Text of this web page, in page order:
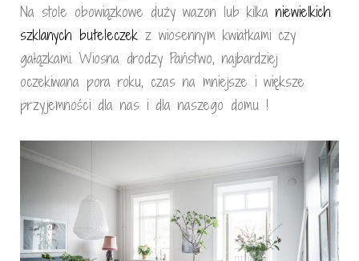
Na stole obowiązkowe duży wazon lub kilka niewielkich
szklanych buteleczek z wiosennym kwiatkami czy
gałązkami. Wiosna drodzy Państwo, najbardziej
oczekiwana pora roku, czas na mniejsze i większe
przyjemności dla nas i dla naszego domu !